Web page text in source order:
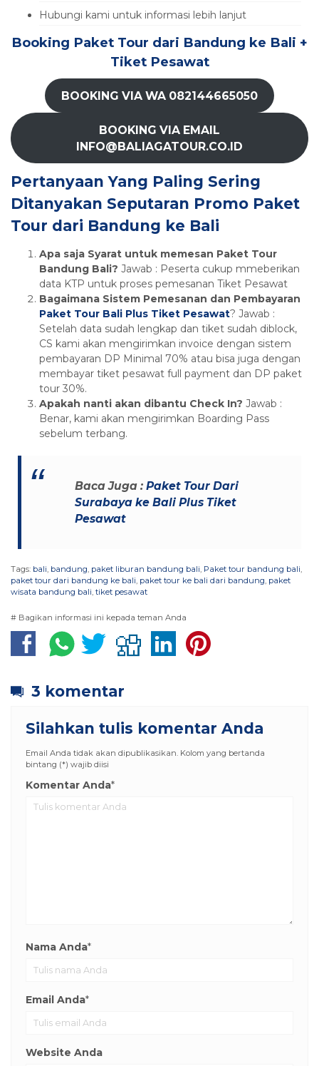
Hubungi kami untuk informasi lebih lanjut
Booking Paket Tour dari Bandung ke Bali +
Tiket Pesawat
BOOKING VIA WA 082144665050
BOOKING VIA EMAIL
INFO@BALIAGATOUR.CO.ID
Pertanyaan Yang Paling Sering
Ditanyakan Seputaran Promo Paket
Tour dari Bandung ke Bali
Apa saja Syarat untuk memesan Paket Tour
Bandung Bali? Jawab : Peserta cukup mmeberikan
data KTP untuk proses pemesanan Tiket Pesawat
Bagaimana Sistem Pemesanan dan Pembayaran
Paket Tour Bali Plus Tiket Pesawat? Jawab :
Setelah data sudah lengkap dan tiket sudah diblock,
CS kami akan mengirimkan invoice dengan sistem
pembayaran DP Minimal 70% atau bisa juga dengan
membayar tiket pesawat full payment dan DP paket
tour 30%.
Apakah nanti akan dibantu Check In? Jawab :
Benar, kami akan mengirimkan Boarding Pass
sebelum terbang.
Baca Juga :Paket Tour Dari
Surabaya ke Bali Plus Tiket
Pesawat
Tags: bali bandung paket liburan bandung bali Paket tour bandung bali
paket tour dari bandung ke bali paket tour ke bali dari bandung paket
wisata bandung bali tiket pesawat
# Bagikan informasi ini kepada teman Anda
3 komentar
Silahkan tulis komentar Anda
Email Anda tidak akan dipublikasikan. Kolom yang bertanda
bintang (*) wajib diisi
Komentar Anda*
Nama Anda*
Email Anda*
Website Anda